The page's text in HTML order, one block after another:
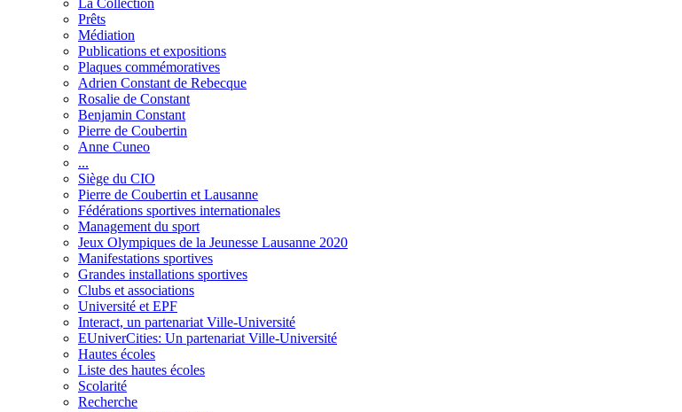
Prêts
Médiation
Publications et expositions
Plaques commémoratives
Adrien Constant de Rebecque
Rosalie de Constant
Benjamin Constant
Pierre de Coubertin
Anne Cuneo
...
Siège du CIO
Pierre de Coubertin et Lausanne
Fédérations sportives internationales
Management du sport
Jeux Olympiques de la Jeunesse Lausanne 2020
Manifestations sportives
Grandes installations sportives
Clubs et associations
Université et EPF
Interact, un partenariat Ville-Université
EUniverCities: Un partenariat Ville-Université
Hautes écoles
Liste des hautes écoles
Scolarité
Recherche